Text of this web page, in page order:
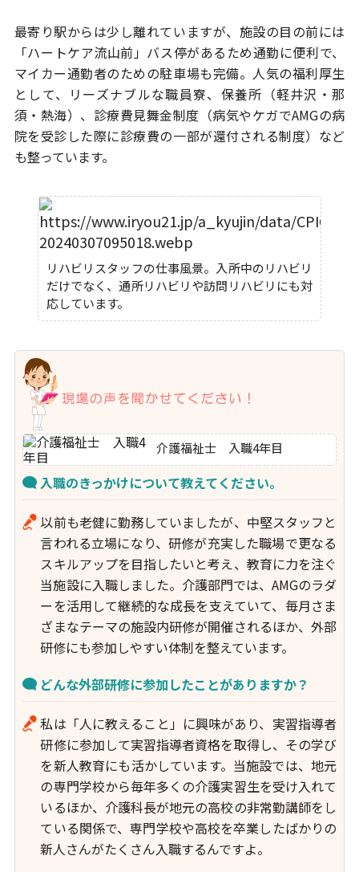
最寄り駅からは少し離れていますが、施設の目の前には
「ハートケア流山前」 バス停があるため通勤に便利で、
マイカー通勤者のための駐車場も完備。 人気の福利厚生
として、リーズナブルな職員寮、保養所（軽井沢・那
須・ 熱海）、診療費見舞金制度（病気やケガでAMGの病
院を受診した際に診療費の一部が還付される制度）など
も整っています。
リハビリスタッフの仕事風景。入所中のリハビリ
だけでなく、通所リハビリや訪問リハビリにも対
応しています。
介護福祉士 入職4年目
入職のきっかけについて教えてください。
以前も老健に勤務していましたが、中堅スタッフと
言われる立場になり、研修が充実した職場で更なる
スキルアップを目指したいと考え、教育に力を注ぐ
当施設に入職しました。介護部門では、AMGのラダ
ーを活用して継続的な成長を支えていて、毎月さま
ざまなテーマの施設内研修が開催されるほか、外部
研修にも参加しやすい体制を整えています。
どんな外部研修に参加したことがありますか？
私は「人に教えること」に興味があり、実習指導者
研修に参加して実習指導者資格を取得し、その学び
を新人教育にも活かしています。当施設では、地元
の専門学校から毎年多くの介護実習生を受け入れて
いるほか、介護科長が地元の高校の非常勤講師をし
ている関係で、専門学校や高校を卒業したばかりの
新人さんがたくさん入職するんですよ。